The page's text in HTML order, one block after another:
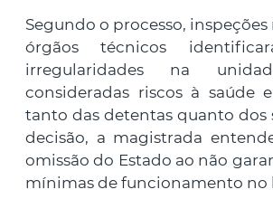
Segundo o processo,
órgãos técnicos
irregularidades na
consideradas riscos à saúde
tanto das detentas quanto dos
decisão, a magistrada
omissão do Estado ao não
mínimas de funcionamento no